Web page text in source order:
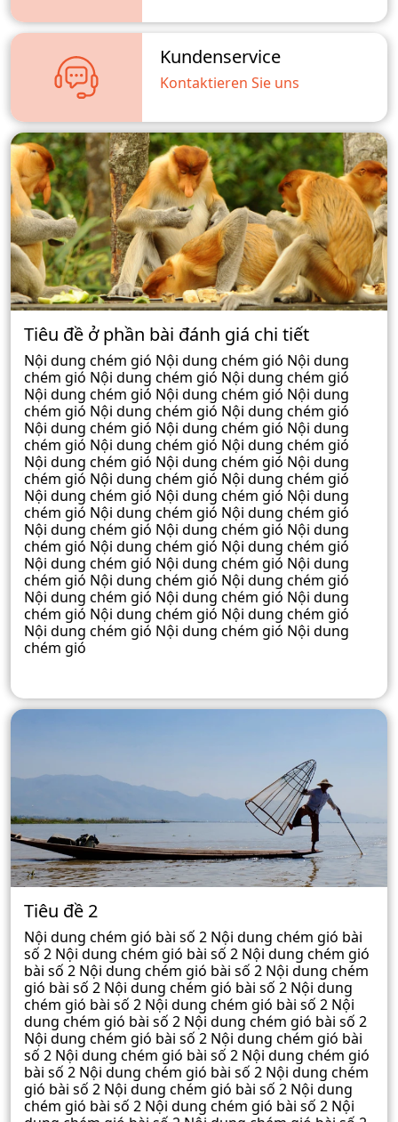
Kundenservice
Kontaktieren Sie uns
Tiêu đề ở phần bài đánh giá chi tiết
Nội dung chém gió Nội dung chém gió Nội dung
chém gió Nội dung chém gió Nội dung chém gió
Nội dung chém gió Nội dung chém gió Nội dung
chém gió Nội dung chém gió Nội dung chém gió
Nội dung chém gió Nội dung chém gió Nội dung
chém gió Nội dung chém gió Nội dung chém gió
Nội dung chém gió Nội dung chém gió Nội dung
chém gió Nội dung chém gió Nội dung chém gió
Nội dung chém gió Nội dung chém gió Nội dung
chém gió Nội dung chém gió Nội dung chém gió
Nội dung chém gió Nội dung chém gió Nội dung
chém gió Nội dung chém gió Nội dung chém gió
Nội dung chém gió Nội dung chém gió Nội dung
chém gió Nội dung chém gió Nội dung chém gió
Nội dung chém gió Nội dung chém gió Nội dung
chém gió Nội dung chém gió Nội dung chém gió
Nội dung chém gió Nội dung chém gió Nội dung
chém gió
Tiêu đề 2
Nội dung chém gió bài số 2 Nội dung chém gió bài
số 2 Nội dung chém gió bài số 2 Nội dung chém gió
bài số 2 Nội dung chém gió bài số 2 Nội dung chém
gió bài số 2 Nội dung chém gió bài số 2 Nội dung
chém gió bài số 2 Nội dung chém gió bài số 2 Nội
dung chém gió bài số 2 Nội dung chém gió bài số 2
Nội dung chém gió bài số 2 Nội dung chém gió bài
số 2 Nội dung chém gió bài số 2 Nội dung chém gió
bài số 2 Nội dung chém gió bài số 2 Nội dung chém
gió bài số 2 Nội dung chém gió bài số 2 Nội dung
chém gió bài số 2 Nội dung chém gió bài số 2 Nội